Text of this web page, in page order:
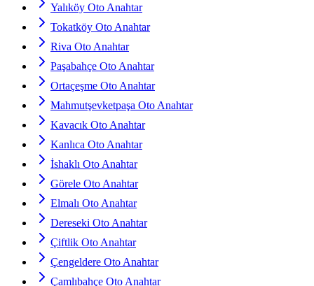
Yalıköy Oto Anahtar
Tokatköy Oto Anahtar
Riva Oto Anahtar
Paşabahçe Oto Anahtar
Ortaçeşme Oto Anahtar
Mahmutşevketpaşa Oto Anahtar
Kavacık Oto Anahtar
Kanlıca Oto Anahtar
İshaklı Oto Anahtar
Görele Oto Anahtar
Elmalı Oto Anahtar
Dereseki Oto Anahtar
Çiftlik Oto Anahtar
Çengeldere Oto Anahtar
Çamlıbahçe Oto Anahtar